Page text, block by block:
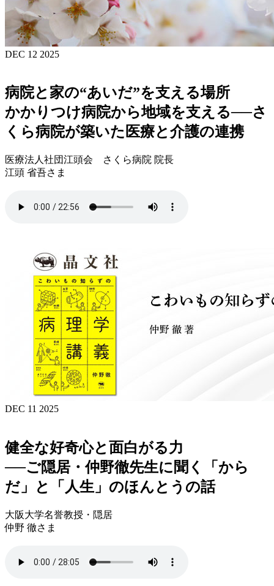
DEC 12 2025
病院と家の“あいだ”を支える場所
かかりつけ病院から地域を支える──さ
くら病院が築いた医療と介護の連携
医療法人社団江頭会 さくら病院 院長
江頭 省吾さま
DEC 11 2025
健全な好奇心と面白がる力
──ご隠居・仲野徹先生に聞く「から
だ」と「人生」のほんとうの話
大阪大学名誉教授・隠居
仲野 徹さま